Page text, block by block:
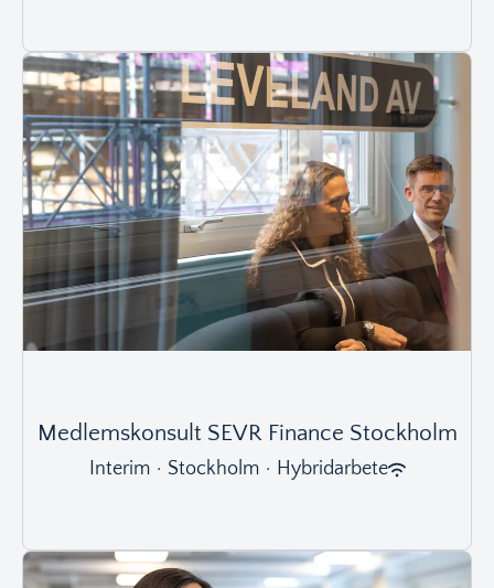
Medlemskonsult SEVR Finance Stockholm
Interim · Stockholm · Hybridarbete